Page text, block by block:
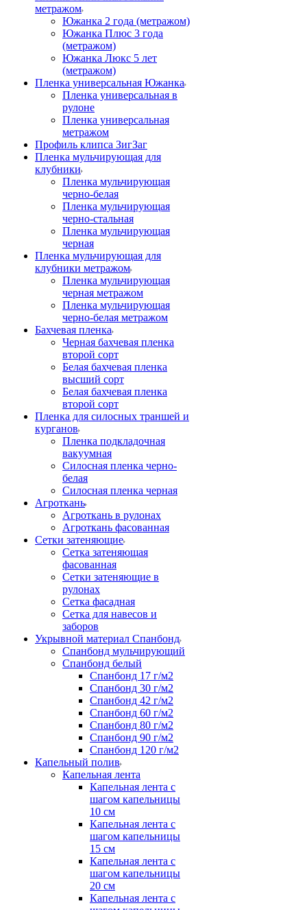
метражом
Южанка 2 года (метражом)
Южанка Плюс 3 года
(метражом)
Южанка Люкс 5 лет
(метражом)
Пленка универсальная Южанка
Пленка универсальная в
рулоне
Пленка универсальная
метражом
Профиль клипса ЗигЗаг
Пленка мульчирующая для
клубники
Пленка мульчирующая
черно-белая
Пленка мульчирующая
черно-стальная
Пленка мульчирующая
черная
Пленка мульчирующая для
клубники метражом
Пленка мульчирующая
черная метражом
Пленка мульчирующая
черно-белая метражом
Бахчевая пленка
Черная бахчевая пленка
второй сорт
Белая бахчевая пленка
высший сорт
Белая бахчевая пленка
второй сорт
Пленка для силосных траншей и
курганов
Пленка подкладочная
вакуумная
Силосная пленка черно-
белая
Силосная пленка черная
Агроткань
Агроткань в рулонах
Агроткань фасованная
Сетки затеняющие
Сетка затеняющая
фасованная
Сетки затеняющие в
рулонах
Сетка фасадная
Сетка для навесов и
заборов
Укрывной материал Спанбонд
Спанбонд мульчирующий
Спанбонд белый
Спанбонд 17 г/м2
Спанбонд 30 г/м2
Спанбонд 42 г/м2
Спанбонд 60 г/м2
Спанбонд 80 г/м2
Спанбонд 90 г/м2
Спанбонд 120 г/м2
Капельный полив
Капельная лента
Капельная лента с
шагом капельницы
10 см
Капельная лента с
шагом капельницы
15 см
Капельная лента с
шагом капельницы
20 см
Капельная лента с